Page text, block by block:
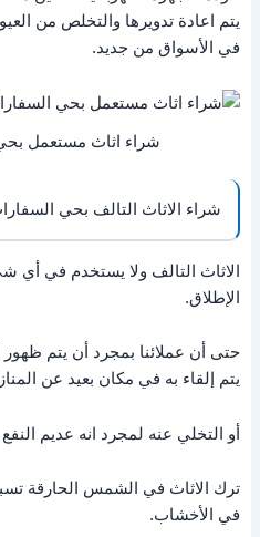
يتم اعادة تدويرها والتخلص من
في الأسواق من جديد.
شراء اثاث مستعمل
شراء الاثاث التالف بحي
الاثاث التالف ولا يستخدم في أي
الإطلاق.
حتى أن عملائنا بمجرد أن يتم
يتم إلقاء به في مكان بعيد عن
أو التخلي عنه لمجرد انه عديم
ترك الاثاث في الشمس الحارقة
في الأخشاب.